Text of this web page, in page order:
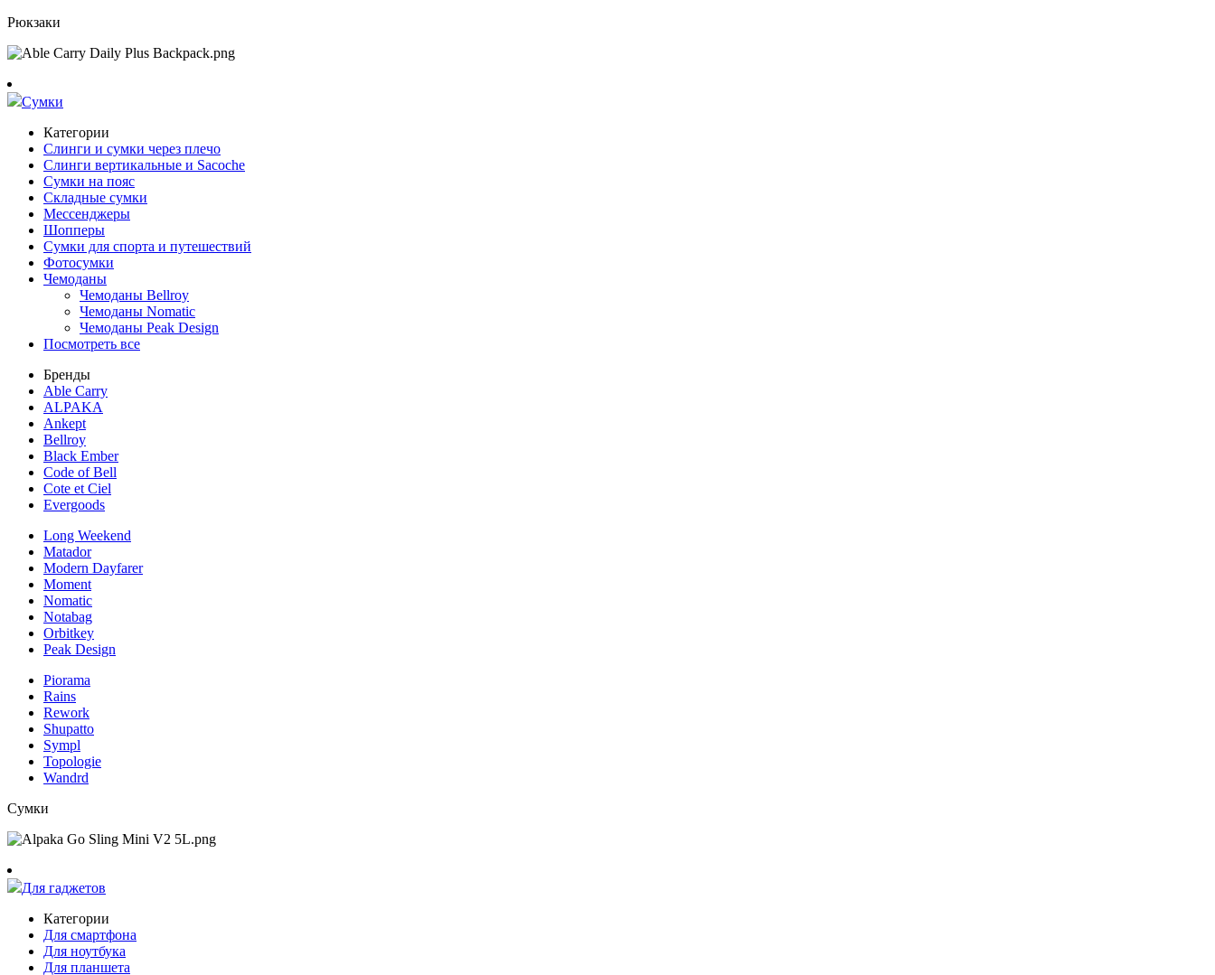
Рюкзаки
Сумки
Категории
Слинги и сумки через плечо
Слинги вертикальные и Sacoche
Сумки на пояс
Складные сумки
Мессенджеры
Шопперы
Сумки для спорта и путешествий
Фотосумки
Чемоданы
Чемоданы Bellroy
Чемоданы Nomatic
Чемоданы Peak Design
Посмотреть все
Бренды
Able Carry
ALPAKA
Ankept
Bellroy
Black Ember
Code of Bell
Cote et Ciel
Evergoods
Long Weekend
Matador
Modern Dayfarer
Moment
Nomatic
Notabag
Orbitkey
Peak Design
Piorama
Rains
Rework
Shupatto
Sympl
Topologie
Wandrd
Сумки
Для гаджетов
Категории
Для смартфона
Для ноутбука
Для планшета